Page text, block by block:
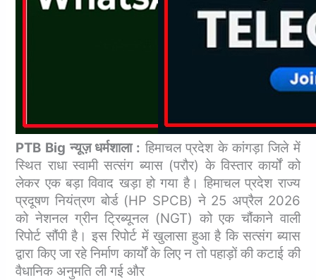
PTB Big न्यूज़ धर्मशाला : हिमाचल प्रदेश के कांगड़ा जिले में
स्थित राधा स्वामी सत्संग ब्यास (परौर) के विस्तार कार्यों को
लेकर एक बड़ा विवाद खड़ा हो गया है। हिमाचल प्रदेश राज्य
प्रदूषण नियंत्रण बोर्ड (HP SPCB) ने 25 अप्रैल 2026
को नेशनल ग्रीन ट्रिब्यूनल (NGT) को एक चौंकाने वाली
रिपोर्ट सौंपी है। इस रिपोर्ट में खुलासा हुआ है कि सत्संग ब्यास
द्वारा किए जा रहे निर्माण कार्यों के लिए न तो पहाड़ों की कटाई की
वैधानिक अनुमति ली गई और